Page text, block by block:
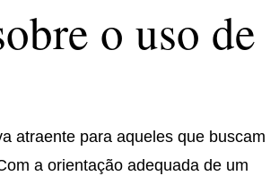
o uso de
atraente para aqueles que buscam
a orientação adequada de um